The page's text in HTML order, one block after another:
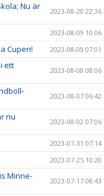
Nu är
2023-08-20 22:36
2023-08-09 10:06
Cupen! 2023-08-09 07:01
ett
2023-08-08 08:06
2023-08-07 06:42
nu
2023-08-02 07:06
2023-07-31 07:14
2023-07-25 10:20
Minne-
2023-07-17 08:43